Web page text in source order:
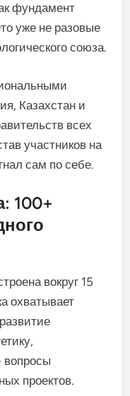
фундамент
уже не разовые
союза.
Казахстан и
всех
участников на
сам по себе.
100+
вокруг 15
охватывает
вопросы
проектов.